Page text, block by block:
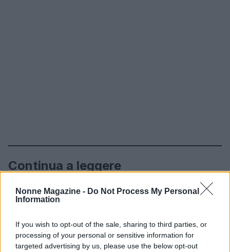
Nonne Magazine - Do Not Process My Personal
Information
If you wish to opt-out of the sale, sharing to third parties, or
processing of your personal or sensitive information for
targeted advertising by us, please use the below opt-out
Continua a leggere
SALUTE